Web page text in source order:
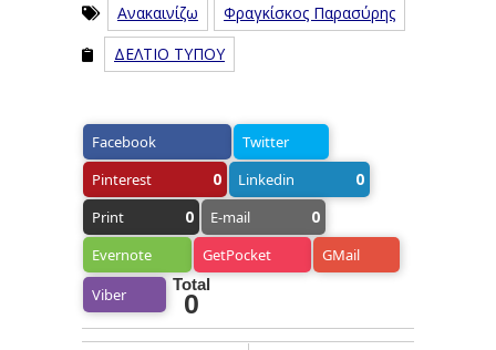
Ανακαινίζω
Φραγκίσκος Παρασύρης
ΔΕΛΤΙΟ ΤΥΠΟΥ
Facebook
Twitter
Pinterest
0 Linkedin 0
Print 0 E-mail 0
Evernote GetPocket GMail
Viber
Total
0